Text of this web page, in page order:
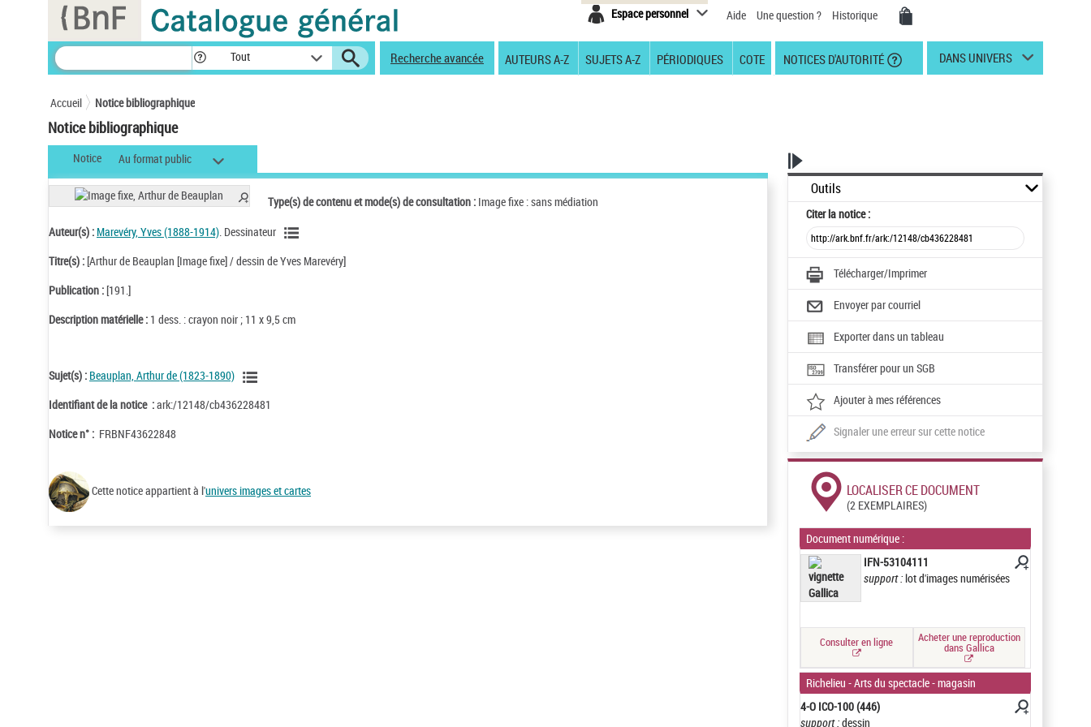
Espace personnel Aide Une question ? Historique
Tout Recherche avancée AUTEURS A-Z SUJETS A-Z PÉRIODIQUES COTE NOTICES D'AUTORITÉ DANS UNIVERS
Accueil Notice bibliographique
Notice bibliographique
Notice Au format public
Type(s) de contenu et mode(s) de consultation : Image fixe : sans médiation
Auteur(s) : Marevéry, Yves (1888-1914) . Dessinateur
Titre(s) : [Arthur de Beauplan [Image fixe] / dessin de Yves Marevéry]
Publication : [191.]
Description matérielle : 1 dess. : crayon noir ; 11 x 9,5 cm
Sujet(s) : Beauplan, Arthur de (1823-1890)
Identifiant de la notice :ark:/12148/cb436228481
Notice n° : FRBNF43622848
Cette notice appartient à l'univers images et cartes
Outils
Citerla notice :
Télécharger/Imprimer
Envoyer par courriel
Exporter dans un tableau
Transférer pour un SGB
Ajouter à mes références
Signaler une erreur sur cette notice
LOCALISER CE DOCUMENT
(2 EXEMPLAIRES)
Document numérique :
IFN-53104111
support :lot d'images numérisées
Consulter en ligne Acheter une reproduction
dans Gallica
Richelieu - Arts du spectacle - magasin
4-O ICO-100 (446)
support :dessin
Panneau de gestion des cookies